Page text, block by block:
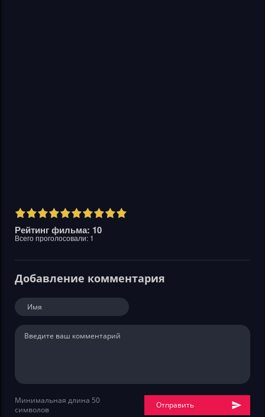
Рейтинг фильма: 10
Всего проголосовали: 1
Добавление комментария
Минимальная длина 50
символов
Отправить